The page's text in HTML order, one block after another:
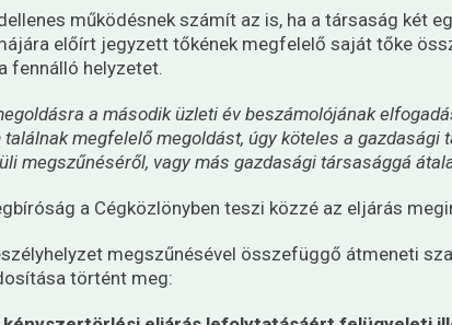
működésnek számít az is, ha a társaság két
előírt jegyzett tőkének megfelelő saját tőke
fennálló helyzetet.
a második üzleti év beszámolójának
találnak megfelelő megoldást, úgy köteles a
megszűnéséről, vagy más gazdasági társasággá
a Cégközlönyben teszi közzé az eljárás
megszűnésével összefüggő átmeneti
történt meg: